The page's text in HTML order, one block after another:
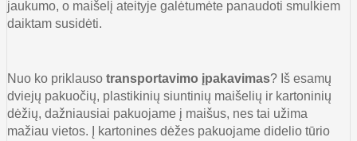
jaukumo, o maišelį ateityje galėtumėte panaudoti smulkiem
daiktam susidėti.
Nuo ko priklauso transportavimo įpakavimas? Iš esamų
dviejų pakuočių, plastikinių siuntinių maišelių ir kartoninių
dėžių, dažniausiai pakuojame į maišus, nes tai užima
mažiau vietos. Į kartonines dėžes pakuojame didelio tūrio